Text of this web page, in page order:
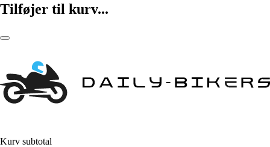
Tilføjer til kurv...
Kurv subtotal